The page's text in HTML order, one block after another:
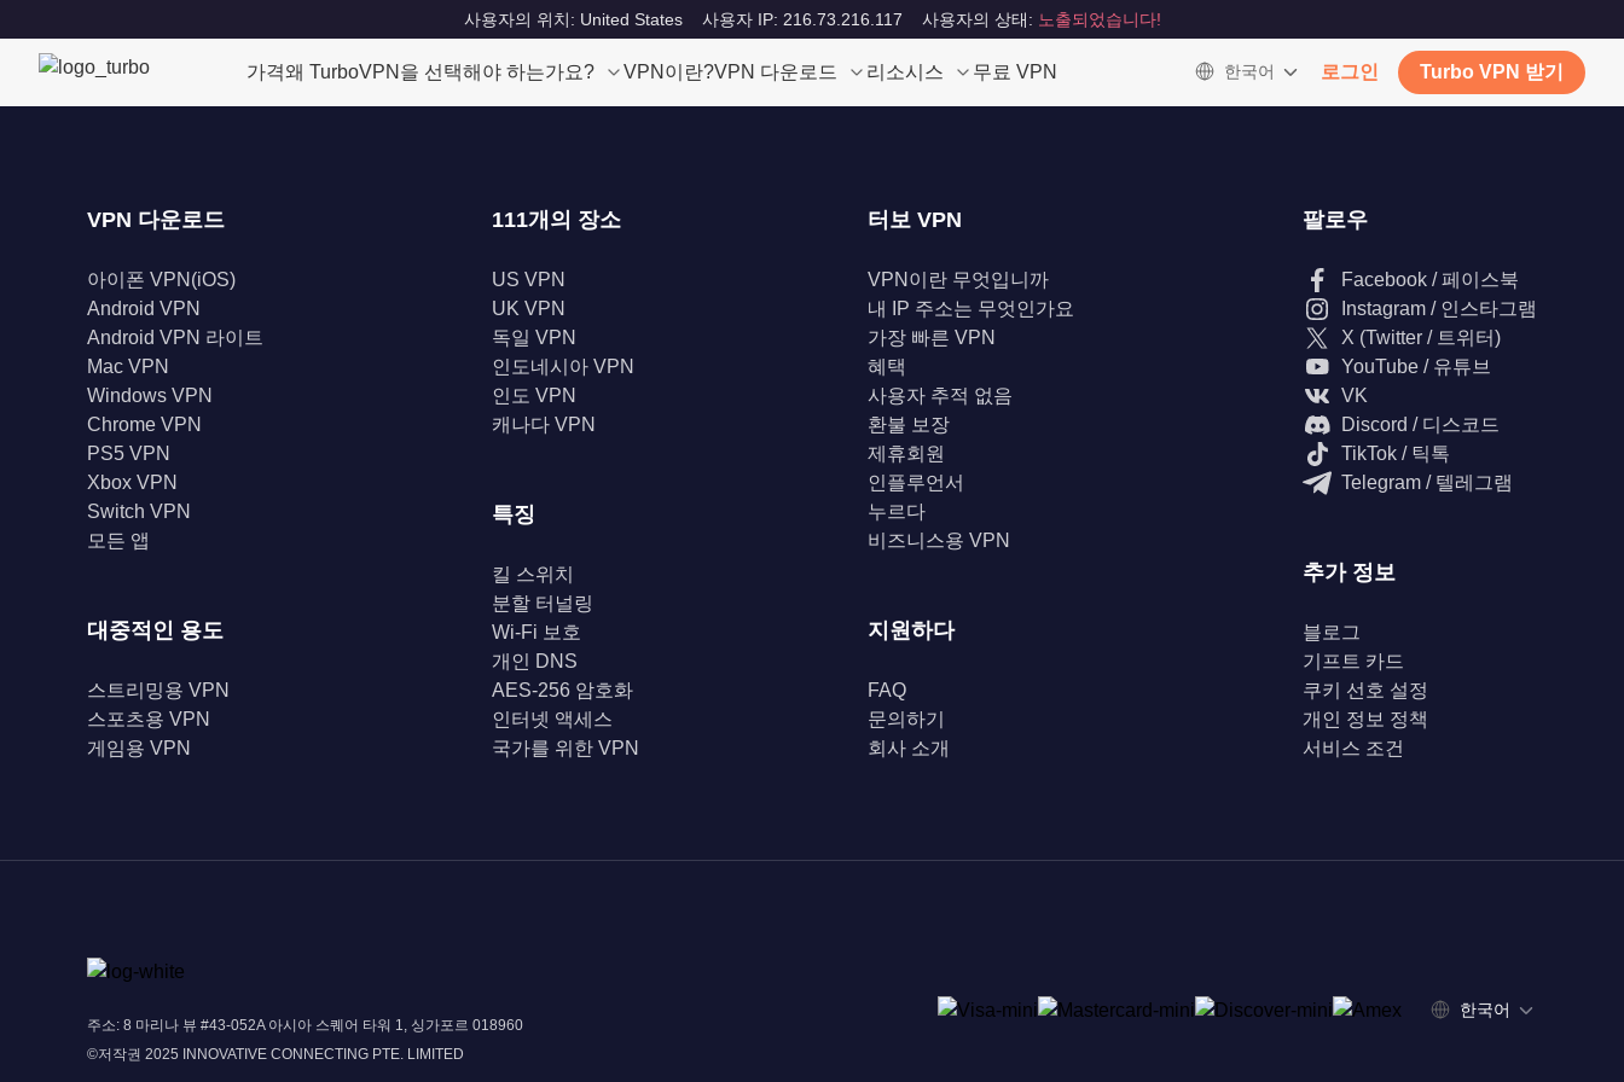
사용자의 위치: United States 사용자 IP: 216.73.216.117 사용자의 상태: 노출되었습니다!
가격왜 TurboVPN을 선택해야 하는가요? VPN이란?VPN 다운로드 리소시스 무료 VPN 한국어 로그인 Turbo VPN 받기
VPN 다운로드
아이폰 VPN(iOS)
Android VPN
Android VPN 라이트
Mac VPN
Windows VPN
Chrome VPN
PS5 VPN
Xbox VPN
Switch VPN
모든 앱
대중적인 용도
스트리밍용 VPN
스포츠용 VPN
게임용 VPN
111개의 장소
US VPN
UK VPN
독일 VPN
인도네시아 VPN
인도 VPN
캐나다 VPN
특징
킬 스위치
분할 터널링
Wi-Fi 보호
개인 DNS
AES-256 암호화
인터넷 액세스
국가를 위한 VPN
터보 VPN
VPN이란 무엇입니까
내 IP 주소는 무엇인가요
가장 빠른 VPN
혜택
사용자 추적 없음
환불 보장
제휴회원
인플루언서
누르다
비즈니스용 VPN
지원하다
FAQ
문의하기
회사 소개
팔로우
Facebook / 페이스북
Instagram / 인스타그램
X (Twitter / 트위터)
YouTube / 유튜브
VK
Discord / 디스코드
TikTok / 틱톡
Telegram / 텔레그램
추가 정보
블로그
기프트 카드
쿠키 선호 설정
개인 정보 정책
서비스 조건
주소: 8 마리나 뷰 #43-052A 아시아 스퀘어 타워 1, 싱가포르 018960
©저작권 2025 INNOVATIVE CONNECTING PTE. LIMITED
한국어